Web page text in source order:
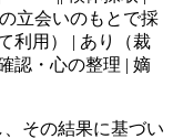
立会いのもとで採
利用） | あり（裁
認・心の整理 | 嫡
その結果に基づい